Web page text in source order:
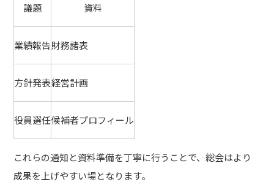
議題 資料
業績報告財務諸表
方針発表経営計画
役員選任候補者プロフィール
これらの通知と資料準備を丁寧に行うことで、総会はより
成果を上げやすい場となります。